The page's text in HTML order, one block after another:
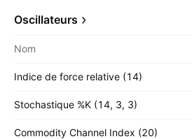
Oscillateurs
Nom
Indice de force relative (14)
Stochastique %K (14, 3, 3)
Commodity Channel Index (20)